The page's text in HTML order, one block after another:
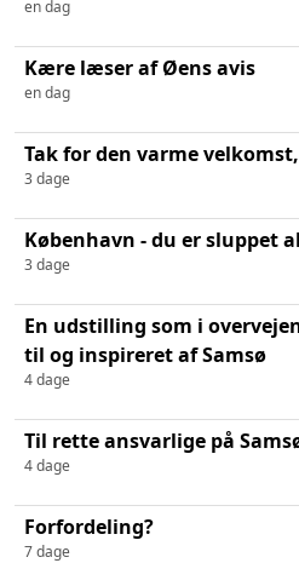
en dag
Kære læser af Øens avis
en dag
Tak for den varme
3 dage
København - du er sluppet
3 dage
En udstilling som i
til og inspireret af Samsø
4 dage
Til rette ansvarlige på
4 dage
Forfordeling?
7 dage